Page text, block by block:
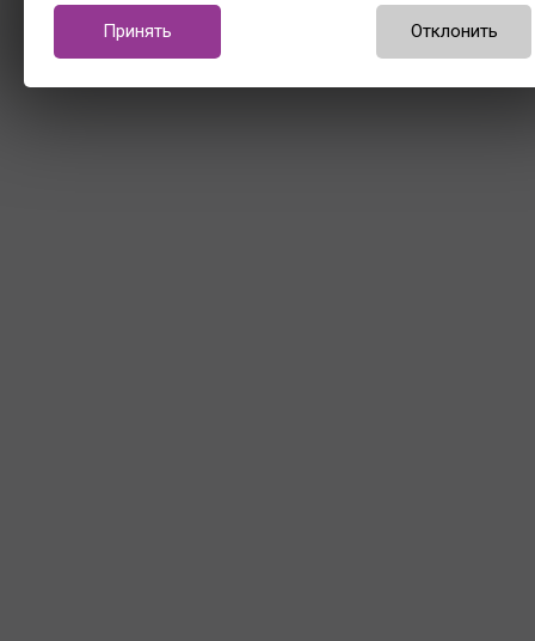
Принять Отклонить